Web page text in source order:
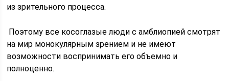
из зрительного процесса.
Поэтому все косоглазые люди с амблиопией смотрят
на мир монокулярным зрением и не имеют
возможности воспринимать его объемно и
полноценно.